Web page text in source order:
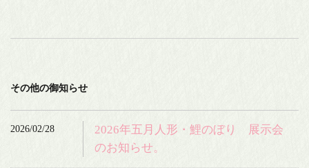
その他の御知らせ
2026/02/28
2026年五月人形・鯉のぼり 展示会
のお知らせ。